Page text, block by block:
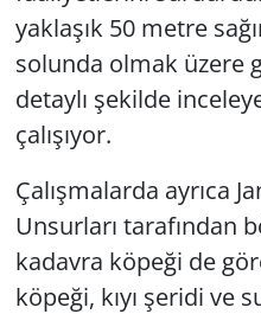
yaklaşık 50 metre
solunda olmak üzere
detaylı şekilde
çalışıyor.
Çalışmalarda ayrıca
Unsurları tarafından
kadavra köpeği de
köpeği, kıyı şeridi ve